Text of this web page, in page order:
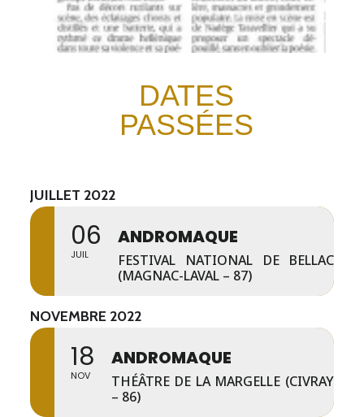
DATES
PASSÉES
JUILLET 2022
06
JUIL
ANDROMAQUE
FESTIVAL NATIONAL DE BELLAC
(MAGNAC-LAVAL – 87)
NOVEMBRE 2022
18
NOV
ANDROMAQUE
THÉÂTRE DE LA MARGELLE (CIVRAY
– 86)